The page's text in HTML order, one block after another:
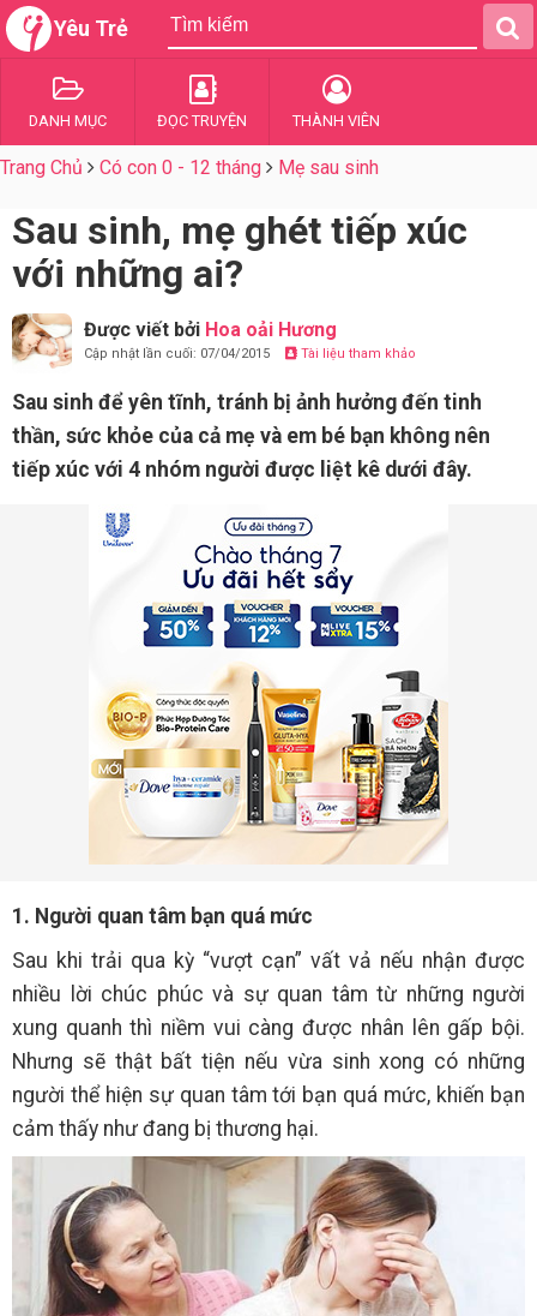
Yêu Trẻ
DANH MỤC ĐỌC TRUYỆN THÀNH VIÊN
Trang Chủ Có con 0 - 12 tháng Mẹ sau sinh
Sau sinh, mẹ ghét tiếp xúc
với những ai?
Được viết bởi Hoa oải Hương
Cập nhật lần cuối: 07/04/2015 Tài liệu tham khảo
Sau sinh để yên tĩnh, tránh bị ảnh hưởng đến tinh
thần, sức khỏe của cả mẹ và em bé bạn không nên
tiếp xúc với 4 nhóm người được liệt kê dưới đây.
1. Người quan tâm bạn quá mức
Sau khi trải qua kỳ “vượt cạn” vất vả nếu nhận được
nhiều lời chúc phúc và sự quan tâm từ những người
xung quanh thì niềm vui càng được nhân lên gấp bội.
Nhưng sẽ thật bất tiện nếu vừa sinh xong có những
người thể hiện sự quan tâm tới bạn quá mức, khiến bạn
cảm thấy như đang bị thương hại.